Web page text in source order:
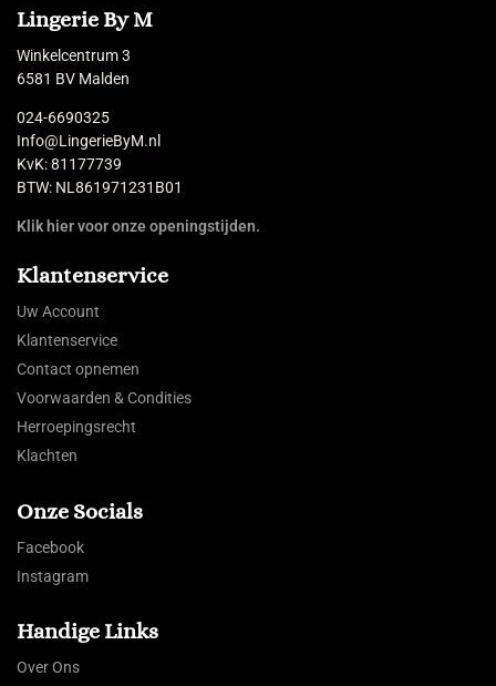
Lingerie By M
Winkelcentrum 3
6581 BV Malden
024-6690325
Info@LingerieByM.nl
KvK: 81177739
BTW: NL861971231B01
Klik hier voor onze openingstijden.
Klantenservice
Uw Account
Klantenservice
Contact opnemen
Voorwaarden & Condities
Herroepingsrecht
Klachten
Onze Socials
Facebook
Instagram
Handige Links
Over Ons